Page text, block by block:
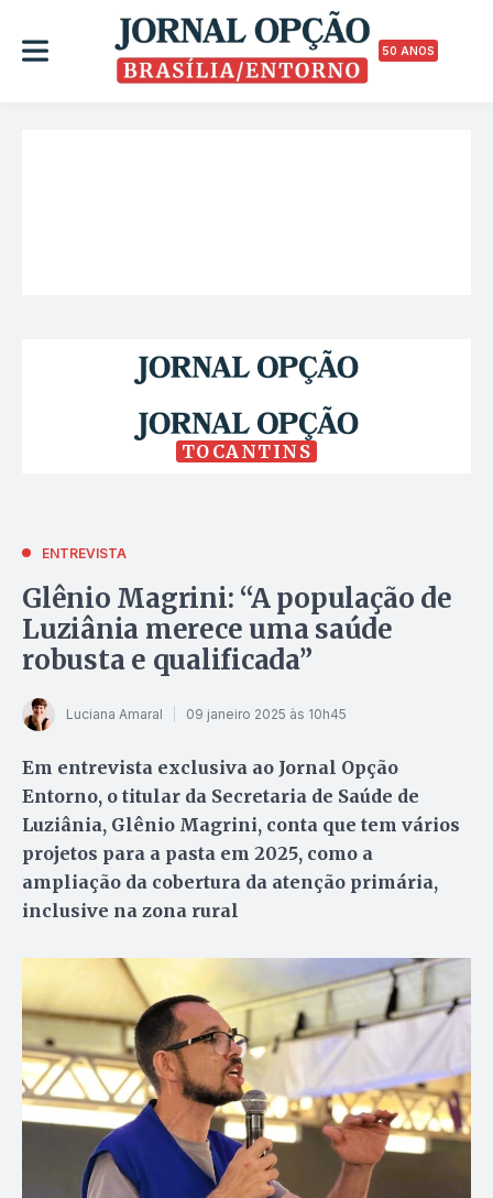
50 ANOS
TOCANTINS
ENTREVISTA
Glênio Magrini: “A população de
Luziânia merece uma saúde
robusta e qualificada”
Luciana Amaral 09 janeiro 2025 às 10h45
Em entrevista exclusiva ao Jornal Opção
Entorno, o titular da Secretaria de Saúde de
Luziânia, Glênio Magrini, conta que tem vários
projetos para a pasta em 2025, como a
ampliação da cobertura da atenção primária,
inclusive na zona rural